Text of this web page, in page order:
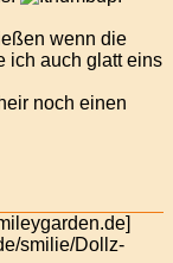
wenn die
ich auch glatt eins
noch einen